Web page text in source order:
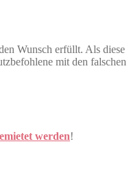
Wunsch erfüllt. Als
mit den
werden!